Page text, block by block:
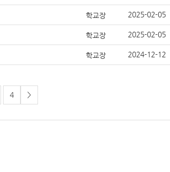
학교장 2025-02-05
학교장 2025-02-05
학교장 2024-12-12
4 >